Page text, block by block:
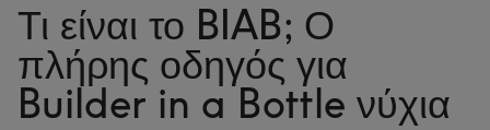
Τι είναι το BIAB; Ο
πλήρης οδηγός για
Builder in a Bottle νύχια